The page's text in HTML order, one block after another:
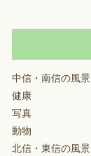
中信・南信の風景
健康
写真
動物
北信・東信の風景